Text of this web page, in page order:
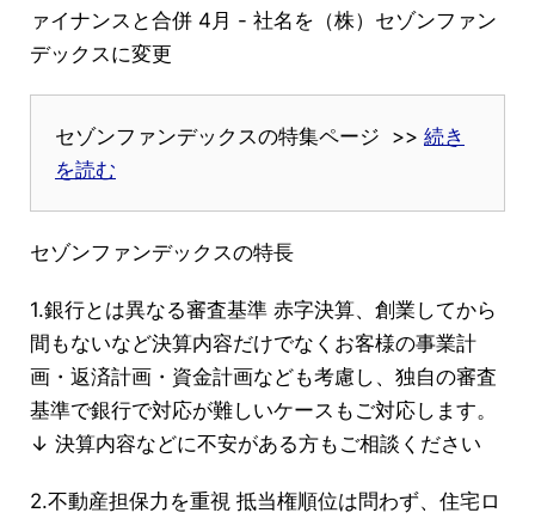
ァイナンスと合併 4月 - 社名を（株）セゾンファン
デックスに変更
セゾンファンデックスの特集ページ >> 続き
を読む
セゾンファンデックスの特長
1.銀行とは異なる審査基準 赤字決算、創業してから
間もないなど決算内容だけでなくお客様の事業計
画・返済計画・資金計画なども考慮し、独自の審査
基準で銀行で対応が難しいケースもご対応します。
↓ 決算内容などに不安がある方もご相談ください
2.不動産担保力を重視 抵当権順位は問わず、住宅ロ